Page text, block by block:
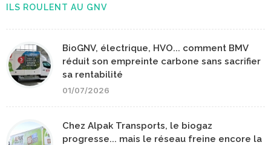
ILS ROULENT AU GNV
BioGNV, électrique, HVO... comment BMV
réduit son empreinte carbone sans sacrifier
sa rentabilité
01/07/2026
Chez Alpak Transports, le biogaz
progresse... mais le réseau freine encore la